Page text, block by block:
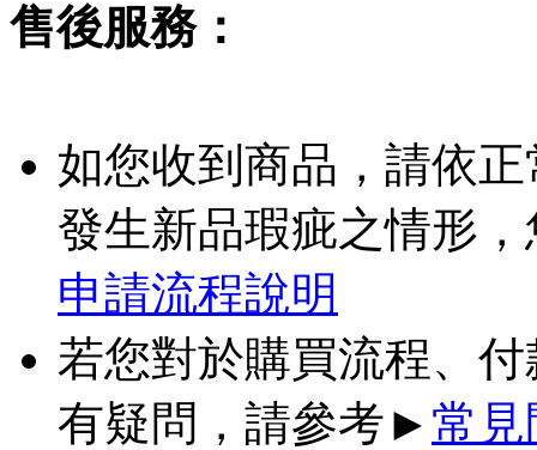
售後服務：
如您收到商品，請依
發生新品瑕疵之情形
申請流程說明
若您對於購買流程、
有疑問，請參考► 常